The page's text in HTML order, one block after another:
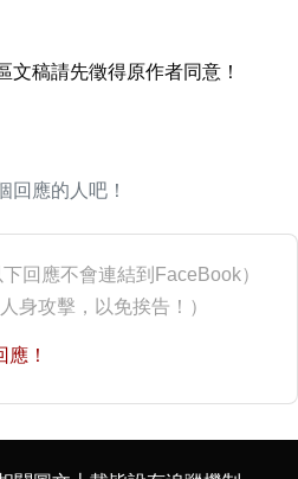
文稿請先徵得原作者同意！
回應的人吧！
下回應不會連結到FaceBook）
身攻擊，以免挨告！）
應！